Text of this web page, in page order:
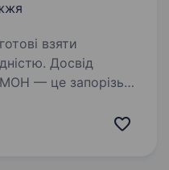
взяти
Досвід